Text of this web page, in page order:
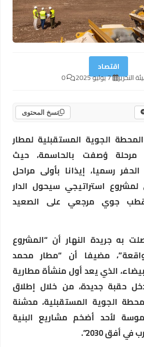
اقتصاد
التحرير 7 يوليو 2025 0
نسخ المحتوى
الجوية المستقبلية لمطار
وُصفت بالحاسمة، حيث
رسميا، إيذانا بأولى مراحل
لمشروع استراتيجي سيحول الدار
جوي مرجعي على الصعيد
به جريدة النهار أن “المشروع
مضيفا أن “مطار محمد
الذي يعد أول منشأة مطارية
حقبة جديدة، من خلال إطلاق
الجوية المستقبلية، مدشنة
لأحد أضخم مشاريع البنية
أفق 2030”.